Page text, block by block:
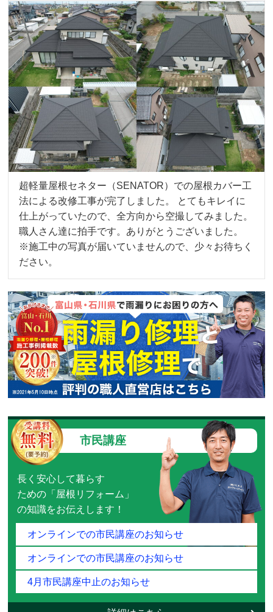
超軽量屋根セネター（SENATOR）での屋根カバー工
法による改修工事が完了しました。 とてもキレイに
仕上がっていたので、全方向から空撮してみました。
職人さん達に拍手です。ありがとうございました。
※施工中の写真が届いていませんので、少々お待ちく
ださい。
市民講座
長く安心して暮らす
ための「屋根リフォーム」
の知識をお伝えします！
オンラインでの市民講座のお知らせ
オンラインでの市民講座のお知らせ
4月市民講座中止のお知らせ